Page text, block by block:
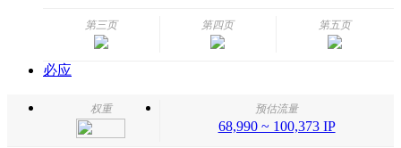
第三页 第四页 第五页
必应
权重 预估流量
68,990 ~ 100,373 IP